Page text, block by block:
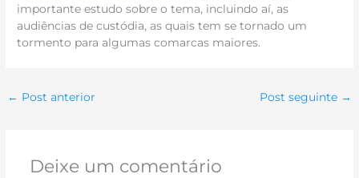
importante estudo sobre o tema, incluindo aí, as
audiências de custódia, as quais tem se tornado um
tormento para algumas comarcas maiores.
← Post anterior Post seguinte →
Deixe um comentário